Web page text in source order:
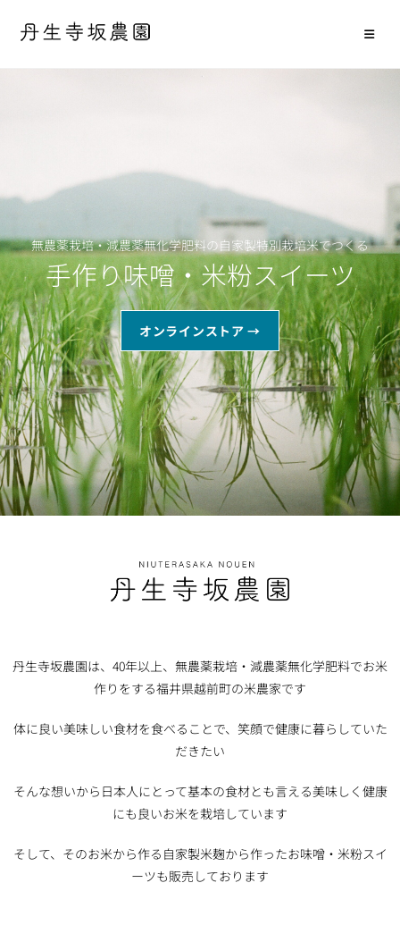
無農薬栽培・減農薬無化学肥料の自家製特別栽培米でつくる
手作り味噌・米粉スイーツ
オンラインストア →
丹生寺坂農園は、40年以上、無農薬栽培・減農薬無化学肥料でお米
作りをする福井県越前町の米農家です
体に良い美味しい食材を食べることで、笑顔で健康に暮らしていた
だきたい
そんな想いから日本人にとって基本の食材とも言える美味しく健康
にも良いお米を栽培しています
そして、そのお米から作る自家製米麹から作ったお味噌・米粉スイ
ーツも販売しております